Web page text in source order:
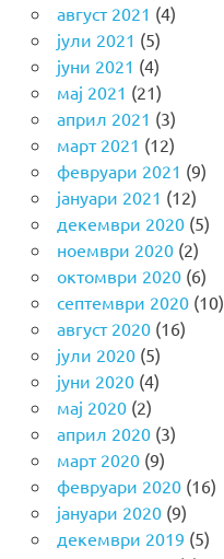
август 2021 (4)
јули 2021 (5)
јуни 2021 (4)
мај 2021 (21)
април 2021 (3)
март 2021 (12)
февруари 2021 (9)
јануари 2021 (12)
декември 2020(5)
ноември 2020(2)
октомври 2020(6)
септември 2020(10)
август 2020(16)
јули 2020(5)
јуни 2020(4)
мај 2020(2)
април 2020(3)
март 2020(9)
февруари 2020(16)
јануари 2020(9)
декември 2019 (5)